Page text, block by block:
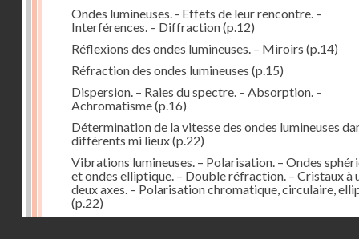
Ondes lumineuses. - Effets de leur rencontre. –
Interférences. – Diffraction(p.12)
Réflexions des ondes lumineuses. – Miroirs (p.14)
Réfraction des ondes lumineuses (p.15)
Dispersion. – Raies du spectre. – Absorption. –
Achromatisme(p.16)
Détermination de la vitesse des ondes lumineuses
différents mi lieux(p.22)
Vibrations lumineuses. – Polarisation. – Ondes
et ondes elliptique. – Double réfraction. – Cristaux à
deux axes. – Polarisation chromatique, circulaire,
(p.22)